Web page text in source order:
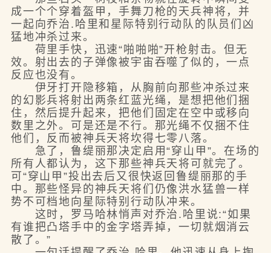
成一个个穿着盔甲，手舞刀枪的天兵神将，并
一起向乔治.哈里和星际特别行动队的队员们凶
猛地冲杀过来。
荷里手快，迅速“啪啪啪”开枪射击。但无
效。射出去的子弹像被宇宙吞噬了似的，一点
反应也没有。
伊牙打开隐移箱，从胸前向那些冲杀过来
的幻影兵将射出两条红蓝光绳，是想把他们捆
住，然后提升起来，把他们固定在空中或移向
数里之外。可是还是不行。那光绳不仅捆不住
他们，反而被神兵天将坎得七零八落。
急了，鲁缇丽那决定启用“穿山甲”。在场的
所有人都认为，这下那些神兵天将可就完了。
可“穿山甲”投出去后又很快返回鲁缇丽那的手
中。那些怪异的神兵天将们仍像洪水猛兽一样
势不可档地向星际特别行动队冲来。
这时，罗马哈林悄声对乔治.哈里说:“如果
有谁把凸塔手中的金字塔弄掉，一切就烟消云
散了。”